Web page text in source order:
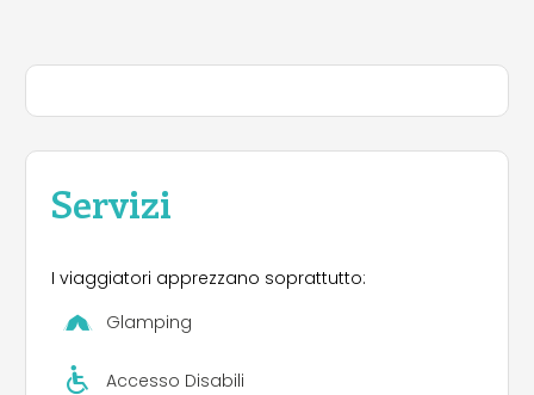
Servizi
I viaggiatori apprezzano soprattutto:
Glamping
Accesso Disabili